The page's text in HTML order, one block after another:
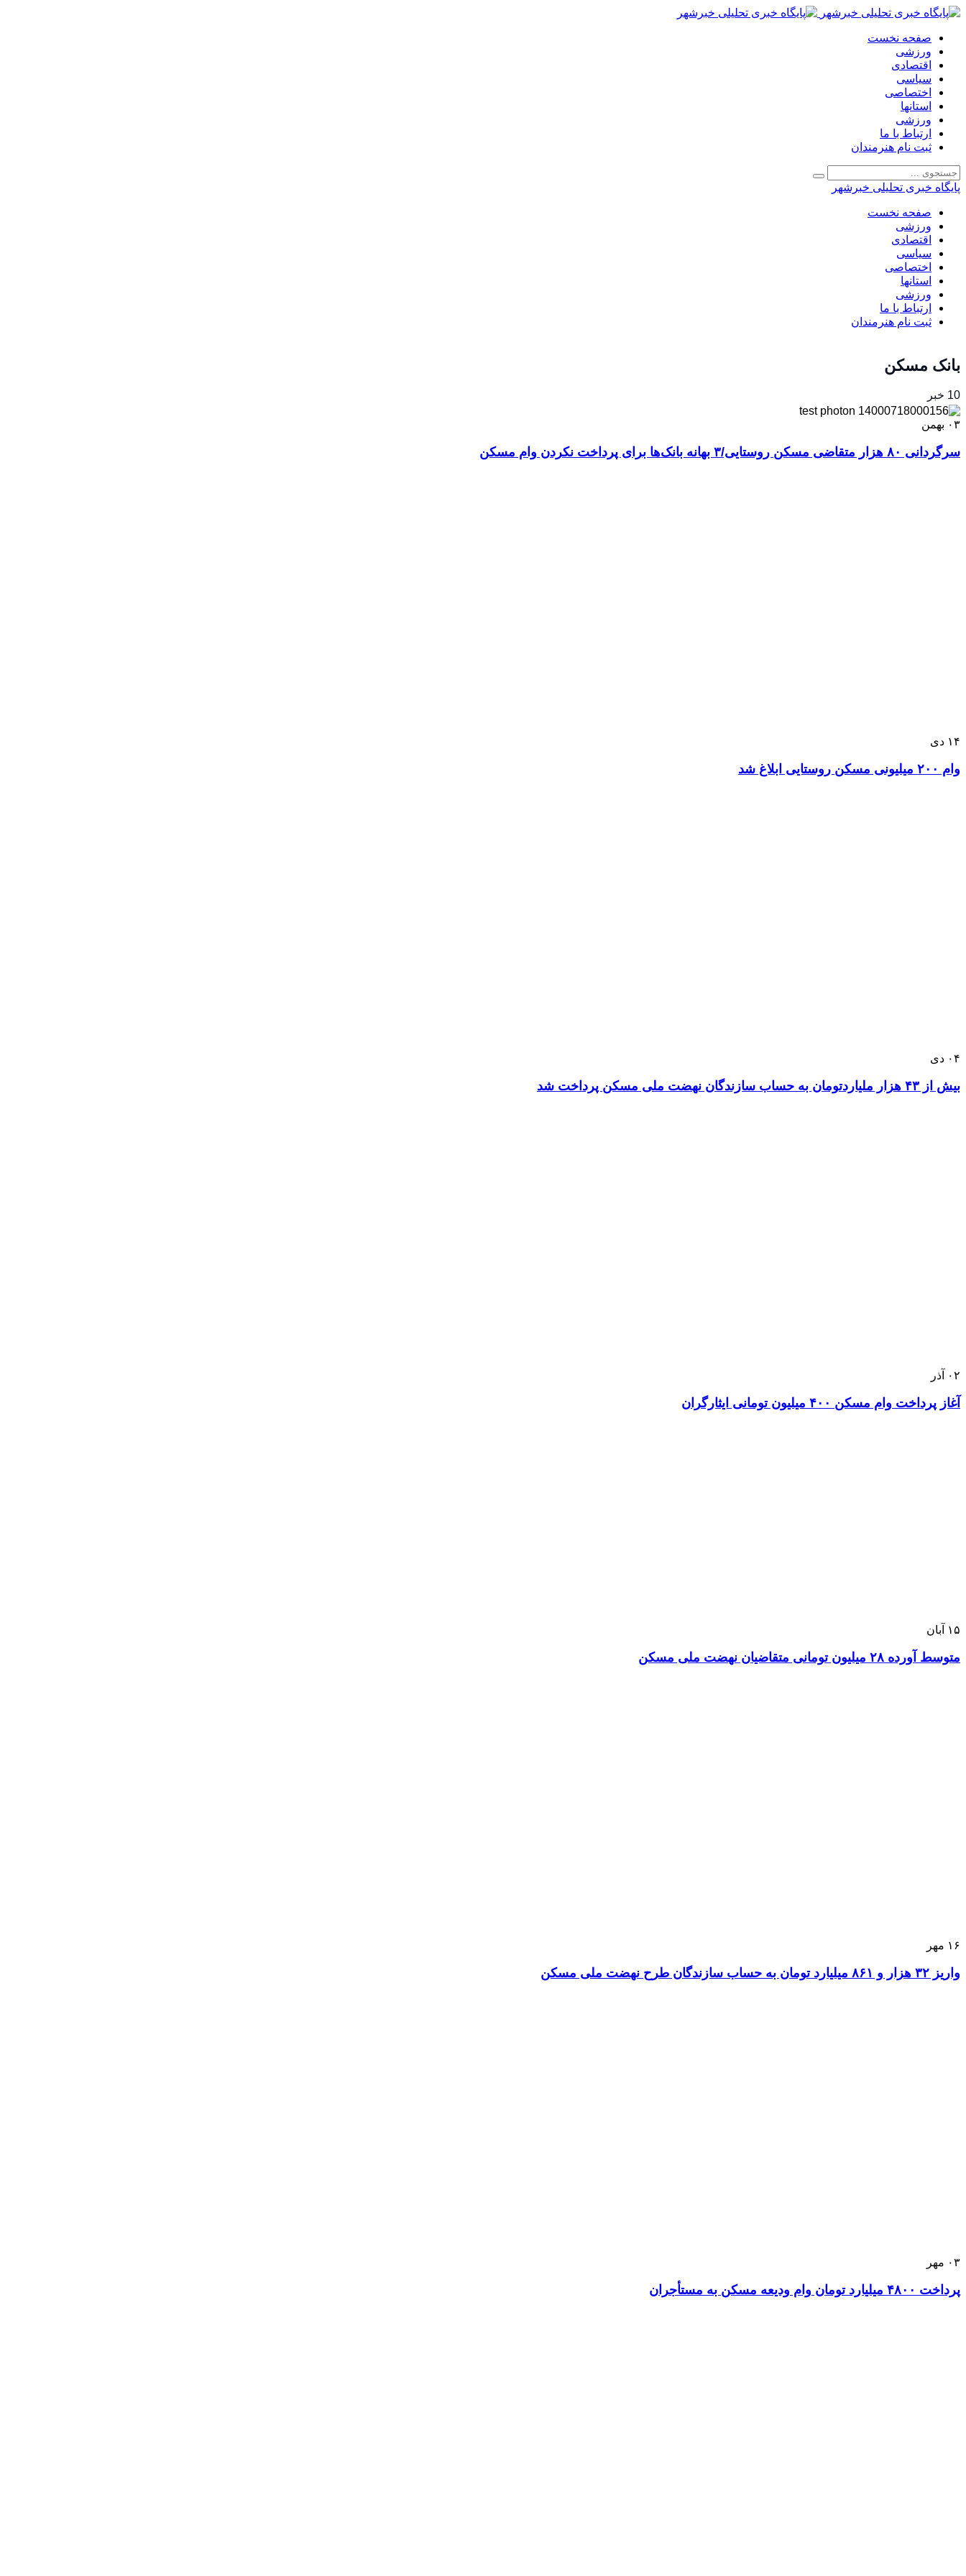
صفحه نخست
ورزشی
اقتصادی
سیاسی
اختصاصی
استانها
ورزشی
ارتباط با ما
ثبت نام هنرمندان
پایگاه خبری تحلیلی خبرشهر
صفحه نخست
ورزشی
اقتصادی
سیاسی
اختصاصی
استانها
ورزشی
ارتباط با ما
ثبت نام هنرمندان
بانک مسکن
10 خبر
۰۳ بهمن
سرگردانی ۸۰ هزار متقاضی مسکن روستایی/۳ بهانه بانک‌‎ها برای پرداخت نکردن وام مسکن
۱۴ دی
وام ۲۰۰ میلیونی مسکن روستایی ابلاغ شد
۰۴ دی
بیش از ۴۳ هزار ملیاردتومان به حساب سازندگان نهضت ملی مسکن پرداخت شد
۰۲ آذر
آغاز پرداخت وام مسکن ۴۰۰ میلیون تومانی ایثارگران
۱۵ آبان
متوسط آورده ۲۸ میلیون تومانی متقاضیان نهضت ملی مسکن
۱۶ مهر
واریز ۳۲ هزار و ۸۶۱ میلیارد تومان به حساب سازندگان طرح نهضت ملی مسکن
۰۳ مهر
پرداخت ۴۸۰۰ میلیارد تومان وام ودیعه مسکن به مستأجران